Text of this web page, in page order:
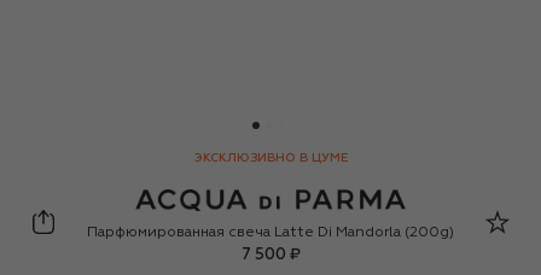
ЭКСКЛЮЗИВНО В ЦУМЕ
Acqua di Parma
Парфюмированная свеча Latte Di Mandorla (200g)
7 500 ₽